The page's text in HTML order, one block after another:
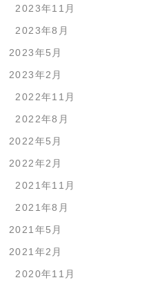
2023年11月
2023年8月
2023年5月
2023年2月
2022年11月
2022年8月
2022年5月
2022年2月
2021年11月
2021年8月
2021年5月
2021年2月
2020年11月